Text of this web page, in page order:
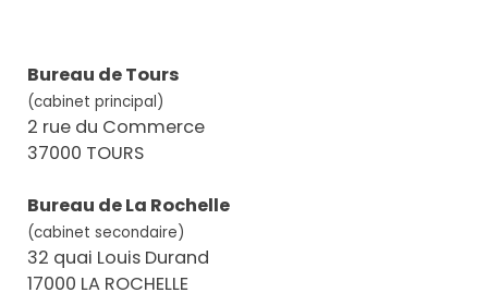
Bureau de Tours
(cabinet principal)
2 rue du Commerce
37000 TOURS
Bureau de La Rochelle
(cabinet secondaire)
32 quai Louis Durand
17000 LA ROCHELLE